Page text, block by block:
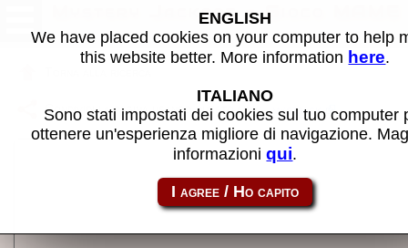
Mystery Jackpot - Gioco MAME
Condividi la pagina usando questo link: mystjack
ENGLISH
We have placed cookies on your computer to help
this website better. More information here.
ITALIANO
Sono stati impostati dei cookies sul tuo computer
ottenere un'esperienza migliore di navigazione.
informazioniqui.